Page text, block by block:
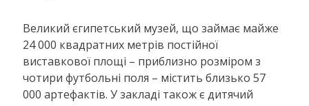
Великий єгипетський музей, що займає майже
24 000 квадратних метрів постійної
виставкової площі – приблизно розміром з
чотири футбольні поля – містить близько 57
000 артефактів. У закладі також є дитячий